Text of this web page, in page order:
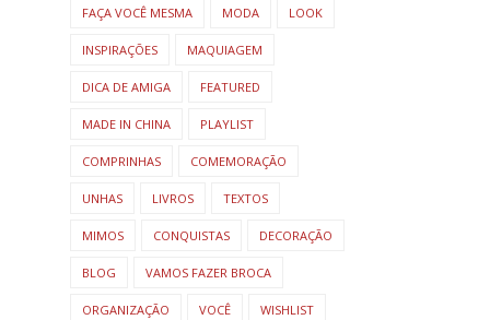
FAÇA VOCÊ MESMA MODA LOOK
INSPIRAÇÕES MAQUIAGEM
DICA DE AMIGA FEATURED
MADE IN CHINA PLAYLIST
COMPRINHAS COMEMORAÇÃO
UNHAS LIVROS TEXTOS
MIMOS CONQUISTAS DECORAÇÃO
BLOG VAMOS FAZER BROCA
ORGANIZAÇÃO VOCÊ WISHLIST